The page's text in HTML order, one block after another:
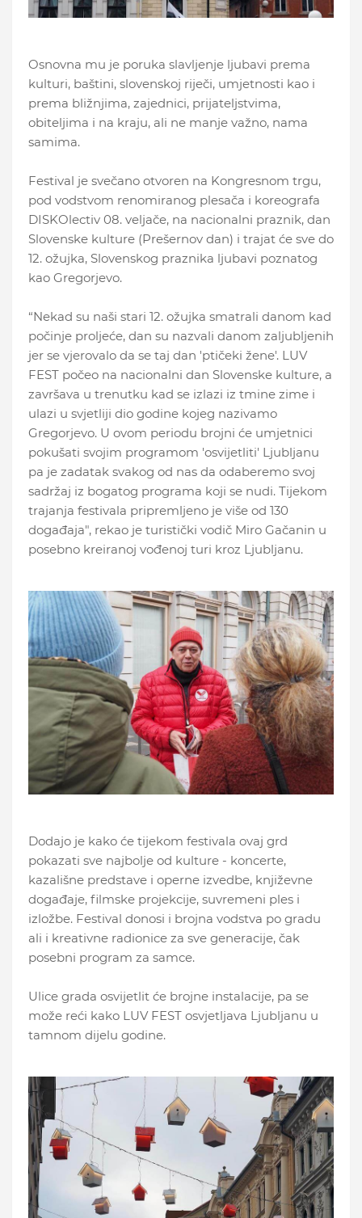
Osnovna mu je poruka slavljenje ljubavi prema
kulturi, baštini, slovenskoj riječi, umjetnosti kao i
prema bližnjima, zajednici, prijateljstvima,
obiteljima i na kraju, ali ne manje važno, nama
samima.
Festival je svečano otvoren na Kongresnom trgu,
pod vodstvom renomiranog plesača i koreografa
DISKOlectiv 08. veljače, na nacionalni praznik, dan
Slovenske kulture (Prešernov dan) i trajat će sve do
12. ožujka, Slovenskog praznika ljubavi poznatog
kao Gregorjevo.
“Nekad su naši stari 12. ožujka smatrali danom kad
počinje proljeće, dan su nazvali danom zaljubljenih
jer se vjerovalo da se taj dan 'ptičeki žene'. LUV
FEST počeo na nacionalni dan Slovenske kulture, a
završava u trenutku kad se izlazi iz tmine zime i
ulazi u svjetliji dio godine kojeg nazivamo
Gregorjevo. U ovom periodu brojni će umjetnici
pokušati svojim programom 'osvijetliti' Ljubljanu
pa je zadatak svakog od nas da odaberemo svoj
sadržaj iz bogatog programa koji se nudi. Tijekom
trajanja festivala pripremljeno je više od 130
događaja", rekao je turistički vodič Miro Gačanin u
posebno kreiranoj vođenoj turi kroz Ljubljanu.
Dodajo je kako će tijekom festivala ovaj grd
pokazati sve najbolje od kulture - koncerte,
kazališne predstave i operne izvedbe, književne
događaje, filmske projekcije, suvremeni ples i
izložbe. Festival donosi i brojna vodstva po gradu
ali i kreativne radionice za sve generacije, čak
posebni program za samce.
Ulice grada osvijetlit će brojne instalacije, pa se
može reći kako LUV FEST osvjetljava Ljubljanu u
tamnom dijelu godine.